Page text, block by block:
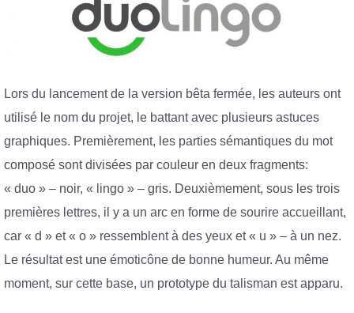
Lors du lancement de la version bêta fermée, les auteurs ont
utilisé le nom du projet, le battant avec plusieurs astuces
graphiques. Premièrement, les parties sémantiques du mot
composé sont divisées par couleur en deux fragments:
« duo » – noir, « lingo » – gris. Deuxièmement, sous les trois
premières lettres, il y a un arc en forme de sourire accueillant,
car « d » et « o » ressemblent à des yeux et « u » – à un nez.
Le résultat est une émoticône de bonne humeur. Au même
moment, sur cette base, un prototype du talisman est apparu.